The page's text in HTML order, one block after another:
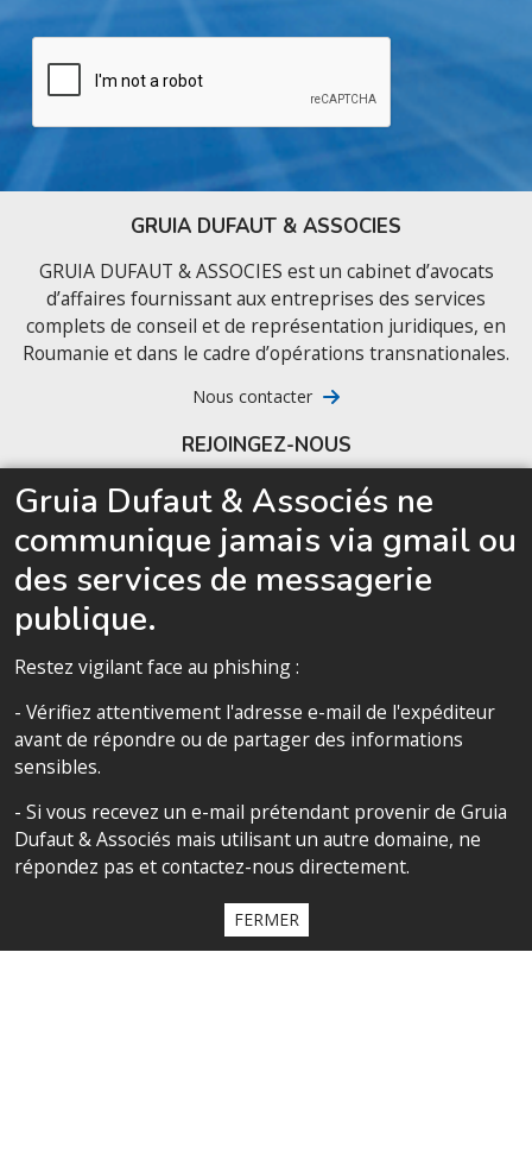
GRUIA DUFAUT & ASSOCIES
GRUIA DUFAUT & ASSOCIES est un cabinet d’avocats
d’affaires fournissant aux entreprises des services
complets de conseil et de représentation juridiques, en
Roumanie et dans le cadre d’opérations transnationales.
Nous contacter
Accueil
Le cabinet
Compétences
Notre équipe
REJOINGEZ-NOUS
Candidature spontanée
Dernières annonces
Nous recrutons de jeunes avocats d’affaires prêts
SUIVEZ NOUS
Gruia Dufaut & Associés ne
communique jamais via gmail ou
des services de messagerie
publique.
Restez vigilant face au phishing :
- Vérifiez attentivement l'adresse e-mail de l'expéditeur
avant de répondre ou de partager des informations
sensibles.
- Si vous recevez un e-mail prétendant provenir de Gruia
Dufaut & Associés mais utilisant un autre domaine, ne
répondez pas et contactez-nous directement.
FERMER